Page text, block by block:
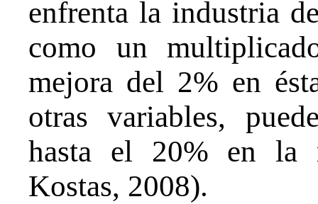
enfrenta la industria
como un
mejora del 2% en
otras variables,
hasta el 20% en la
Kostas, 2008).